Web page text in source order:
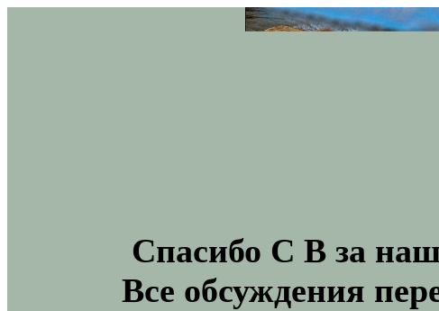
Спасибо С В за
Все обсуждения